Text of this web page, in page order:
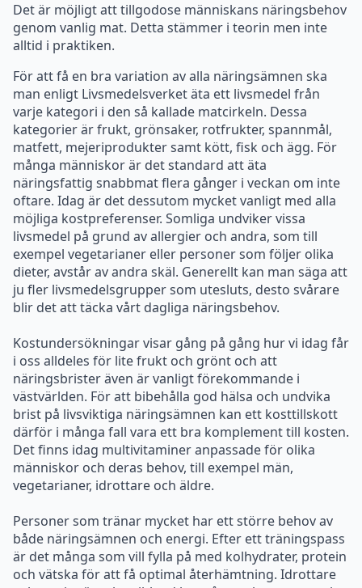
man enligt Livsmedelsverket äta ett livsmedel från
varje kategori i den så kallade matcirkeln. Dessa
kategorier är frukt, grönsaker, rotfrukter, spannmål,
många människor är det standard att äta
näringsfattig snabbmat flera gånger i veckan om inte
oftare. Idag är det dessutom mycket vanligt med alla
möjliga kostpreferenser. Somliga undviker vissa
livsmedel på grund av allergier och andra, som till
exempel vegetarianer eller personer som följer olika
dieter, avstår av andra skäl. Generellt kan man säga att
ju fler livsmedelsgrupper som utesluts, desto svårare
blir det att täcka vårt dagliga näringsbehov.
Kostundersökningar visar gång på gång hur vi idag får
i oss alldeles för lite frukt och grönt och att
näringsbrister även är vanligt förekommande i
västvärlden. För att bibehålla god hälsa och undvika
därför i många fall vara ett bra komplement till kosten.
Det finns idag multivitaminer anpassade för olika
människor och deras behov, till exempel män,
vegetarianer, idrottare och äldre.
Personer som tränar mycket har ett större behov av
både näringsämnen och energi. Efter ett träningspass
är det många som vill fylla på med kolhydrater, protein
och vätska för att få optimal återhämtning. Idrottare
den kalorimängd som kroppen behöver vid mycket
träning. Vissa idrottare behöver inta 4000–5000
kalorier per dag jämfört med cirka 2000 kalorier för en
person som inte tränar. Detta motsvarar cirka 7 stora